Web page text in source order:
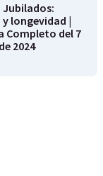
Jubilados:
longevidad |
Completo del 7
2024